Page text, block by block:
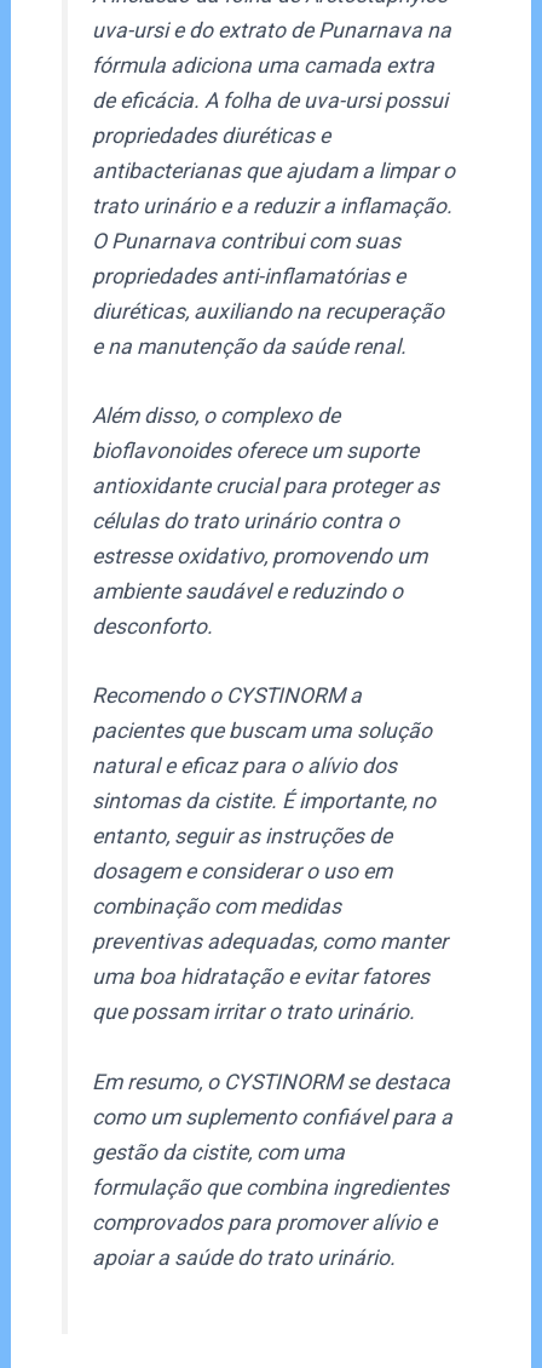
uva-ursi e do extrato de Punarnava na
fórmula adiciona uma camada extra
de eficácia. A folha de uva-ursi possui
propriedades diuréticas e
antibacterianas que ajudam a limpar o
trato urinário e a reduzir a inflamação.
O Punarnava contribui com suas
propriedades anti-inflamatórias e
diuréticas, auxiliando na recuperação
e na manutenção da saúde renal.
Além disso, o complexo de
bioflavonoides oferece um suporte
antioxidante crucial para proteger as
células do trato urinário contra o
estresse oxidativo, promovendo um
ambiente saudável e reduzindo o
desconforto.
Recomendo o CYSTINORM a
pacientes que buscam uma solução
natural e eficaz para o alívio dos
sintomas da cistite. É importante, no
entanto, seguir as instruções de
dosagem e considerar o uso em
combinação com medidas
preventivas adequadas, como manter
uma boa hidratação e evitar fatores
que possam irritar o trato urinário.
Em resumo, o CYSTINORM se destaca
como um suplemento confiável para a
gestão da cistite, com uma
formulação que combina ingredientes
comprovados para promover alívio e
apoiar a saúde do trato urinário.